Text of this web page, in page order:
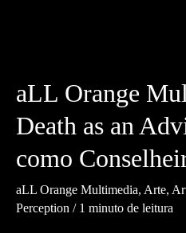
aLL Orange
Death as an
como
aLL Orange Multimedia, Arte,
Perception / 1 minuto de leitura